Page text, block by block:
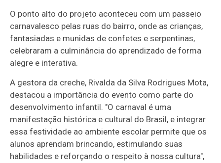
O ponto alto do projeto aconteceu com um passeio
carnavalesco pelas ruas do bairro, onde as crianças,
fantasiadas e munidas de confetes e serpentinas,
celebraram a culminância do aprendizado de forma
alegre e interativa.
A gestora da creche, Rivalda da Silva Rodrigues Mota,
destacou a importância do evento como parte do
desenvolvimento infantil. "O carnaval é uma
manifestação histórica e cultural do Brasil, e integrar
essa festividade ao ambiente escolar permite que os
alunos aprendam brincando, estimulando suas
habilidades e reforçando o respeito à nossa cultura",